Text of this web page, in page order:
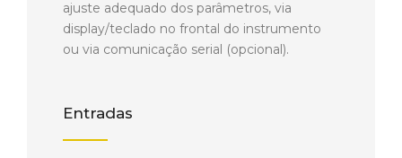
ajuste adequado dos parâmetros, via
display/teclado no frontal do instrumento
ou via comunicação serial (opcional).
Entradas